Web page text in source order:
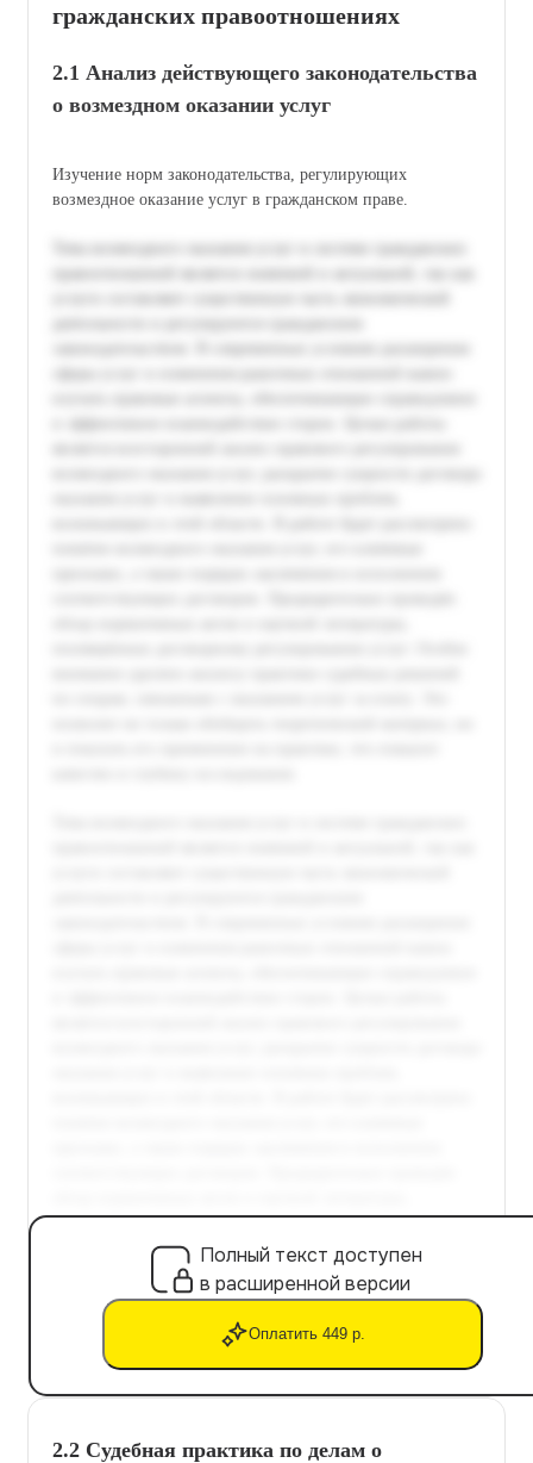
гражданских правоотношениях
2.1 Анализ действующего законодательства
о возмездном оказании услуг
Изучение норм законодательства, регулирующих
возмездное оказание услуг в гражданском праве.
Полный текст доступен
в расширенной версии
Оплатить 449 р.
2.2 Судебная практика по делам о